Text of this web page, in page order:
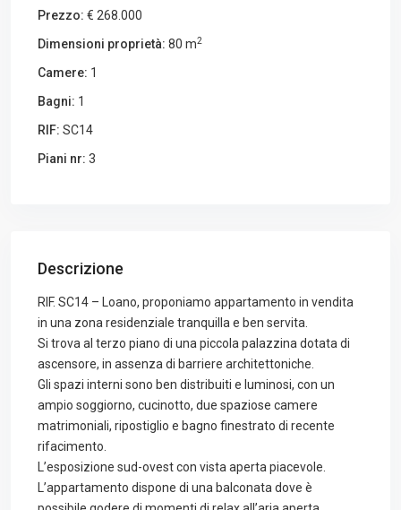
Prezzo: € 268.000
Dimensioni proprietà: 80 m2
Camere: 1
Bagni: 1
RIF: SC14
Piani nr: 3
Descrizione
RIF. SC14 – Loano, proponiamo appartamento in vendita
in una zona residenziale tranquilla e ben servita.
Si trova al terzo piano di una piccola palazzina dotata di
ascensore, in assenza di barriere architettoniche.
Gli spazi interni sono ben distribuiti e luminosi, con un
ampio soggiorno, cucinotto, due spaziose camere
matrimoniali, ripostiglio e bagno finestrato di recente
rifacimento.
L’esposizione sud-ovest con vista aperta piacevole.
L’appartamento dispone di una balconata dove è